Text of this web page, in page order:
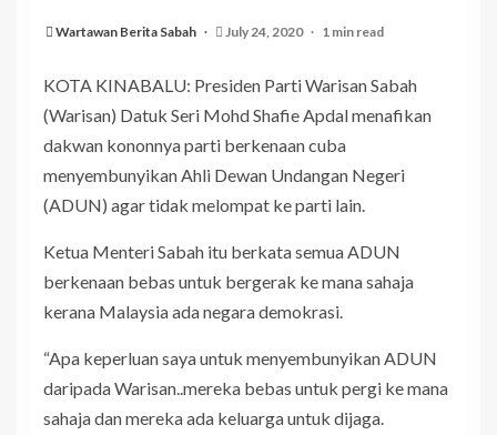
Wartawan Berita Sabah July 24, 2020 1 min read
KOTA KINABALU: Presiden Parti Warisan Sabah
(Warisan) Datuk Seri Mohd Shafie Apdal menafikan
dakwan kononnya parti berkenaan cuba
menyembunyikan Ahli Dewan Undangan Negeri
(ADUN) agar tidak melompat ke parti lain.
Ketua Menteri Sabah itu berkata semua ADUN
berkenaan bebas untuk bergerak ke mana sahaja
kerana Malaysia ada negara demokrasi.
“Apa keperluan saya untuk menyembunyikan ADUN
daripada Warisan..mereka bebas untuk pergi ke mana
sahaja dan mereka ada keluarga untuk dijaga.